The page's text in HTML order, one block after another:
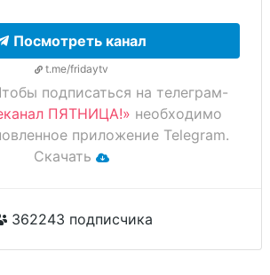
Посмотреть канал
t.me/fridaytv
подписаться на телеграм-
ПЯТНИЦА!» необходимо
приложение Telegram.
Скачать
362243 подписчика